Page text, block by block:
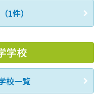
1件）
学校
校一覧